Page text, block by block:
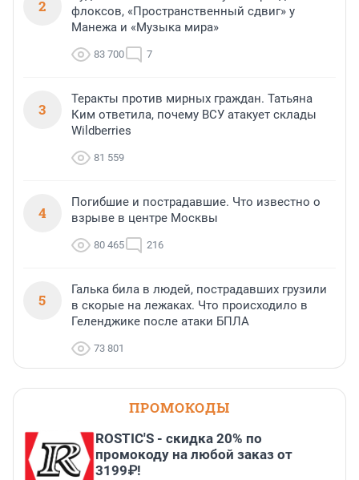
2
флоксов, «Пространственный сдвиг» у
Манежа и «Музыка мира»
83 700 7
3
Теракты против мирных граждан. Татьяна
Ким ответила, почему ВСУ атакует склады
Wildberries
81 559
4
Погибшие и пострадавшие. Что известно о
взрыве в центре Москвы
80 465 216
5
Галька била в людей, пострадавших грузили
в скорые на лежаках. Что происходило в
Геленджике после атаки БПЛА
73 801
ПРОМОКОДЫ
ROSTIC'S - скидка 20% по
промокоду на любой заказ от
3199₽!